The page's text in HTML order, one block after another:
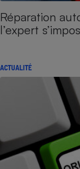
Réparation
l’expert
ACTUALITÉ